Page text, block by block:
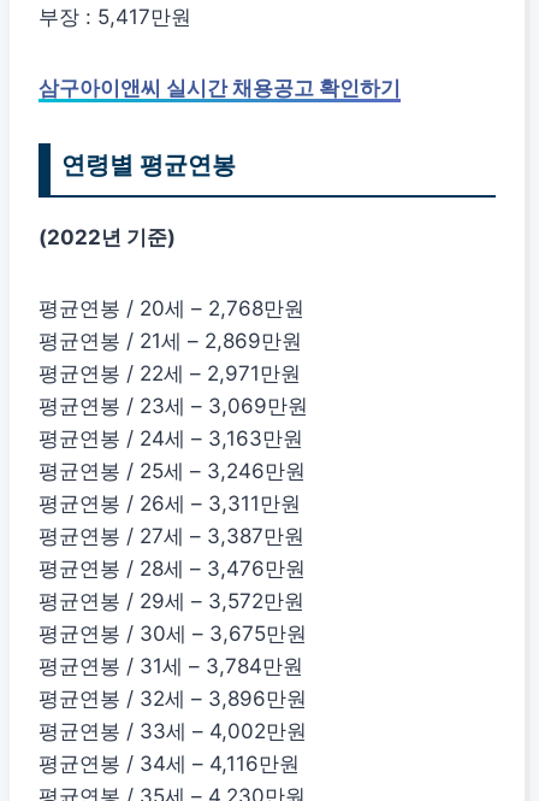
부장 : 5,417만원
삼구아이앤씨 실시간 채용공고 확인하기
연령별 평균연봉
(2022년 기준)
평균연봉 / 20세 – 2,768만원
평균연봉 / 21세 – 2,869만원
평균연봉 / 22세 – 2,971만원
평균연봉 / 23세 – 3,069만원
평균연봉 / 24세 – 3,163만원
평균연봉 / 25세 – 3,246만원
평균연봉 / 26세 – 3,311만원
평균연봉 / 27세 – 3,387만원
평균연봉 / 28세 – 3,476만원
평균연봉 / 29세 – 3,572만원
평균연봉 / 30세 – 3,675만원
평균연봉 / 31세 – 3,784만원
평균연봉 / 32세 – 3,896만원
평균연봉 / 33세 – 4,002만원
평균연봉 / 34세 – 4,116만원
평균연봉 / 35세 – 4,230만원